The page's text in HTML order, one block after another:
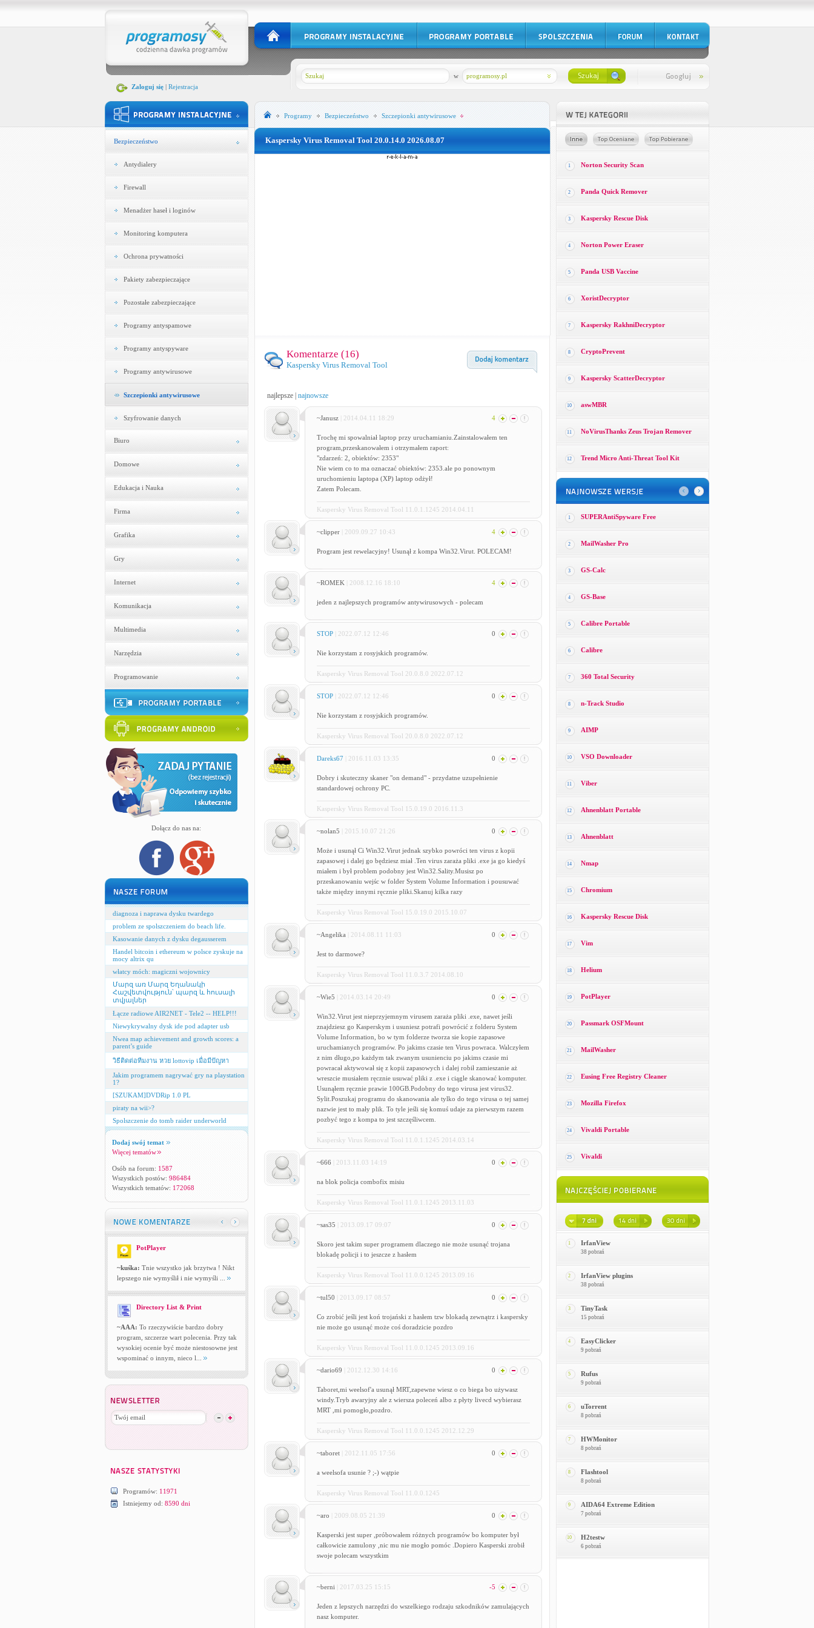
Zaloguj się| Rejestracja
programosy.pl
w
Bezpieczeństwo
Antydialery
Firewall
Menadżer haseł i loginów
Monitoring komputera
Ochrona prywatności
Pakiety zabezpieczające
Pozostałe zabezpieczające
Programy antyspamowe
Programy antyspyware
Programy antywirusowe
Szczepionki antywirusowe
Szyfrowanie danych
Biuro
Domowe
Edukacja i Nauka
Firma
Grafika
Gry
Internet
Komunikacja
Multimedia
Narzędzia
Programowanie
Dołącz do nas na:
diagnoza i naprawa dysku twardego
problem ze spolszczeniem do beach life.
Kasowanie danych z dysku degausserem
Handel bitcoin i ethereum w polsce zyskuje na
mocy altrix qu
włatcy móch: magiczni wojownicy
Մարզ առ Մարզ Եղանակի
Հաշվետվություն՝ պարզ և հուսալի
տվյալներ
Łącze radiowe AIR2NET - Tele2 -- HELP!!!
Niewykrywalny dysk ide pod adapter usb
Nwea map achievement and growth scores: a
parent’s guide
วิธีติดต่อทีมงาน หวย lottovip เมื่อมีปัญหา
Jakim programem nagrywać gry na playstation
1?
[SZUKAM]DVDRip 1.0 PL
piraty na wii>?
Spolszczenie do tomb raider underworld
Dodaj swój temat
Więcej tematów
Osób na forum: 1587
Wszystkich postów: 986484
Wszystkich tematów: 172068
PotPlayer
~kuśka: Tnie wszystko jak brzytwa ! Nikt
lepszego nie wymyślił i nie wymyśli ...
Directory List & Print
~AAA: To rzeczywiście bardzo dobry
program, szczerze wart polecenia. Przy tak
wysokiej ocenie być może niestosowne jest
wspominać o innym, nieco l...
Programów: 11971
Istniejemy od: 8590 dni
Programy Bezpieczeństwo Szczepionki antywirusowe
Kaspersky Virus Removal Tool 20.0.14.0 2026.08.07
Komentarze (16)
Kaspersky Virus Removal Tool
najlepsze| najnowsze
~Janusz | 2014.04.11 18:29 4
Trochę mi spowalniał laptop przy uruchamianiu.Zainstalowałem ten
program,przeskanowałem i otrzymałem raport:
"zdarzeń: 2, obiektów: 2353"
Nie wiem co to ma oznaczać obiektów: 2353.ale po ponownym
uruchomieniu laptopa (XP) laptop odżył!
Zatem Polecam.
Kaspersky Virus Removal Tool 11.0.1.1245 2014.04.11
~clipper | 2009.09.27 10:43 4
Program jest rewelacyjny! Usunął z kompa Win32.Virut. POLECAM!
~ROMEK | 2008.12.16 18:10 4
jeden z najlepszych programów antywirusowych - polecam
STOP | 2022.07.12 12:46 0
Nie korzystam z rosyjskich programów.
Kaspersky Virus Removal Tool 20.0.8.0 2022.07.12
STOP | 2022.07.12 12:46 0
Nie korzystam z rosyjskich programów.
Kaspersky Virus Removal Tool 20.0.8.0 2022.07.12
Dareks67 | 2016.11.03 13:35 0
Dobry i skuteczny skaner "on demand" - przydatne uzupełnienie
standardowej ochrony PC.
Kaspersky Virus Removal Tool 15.0.19.0 2016.11.3
~nolan5 | 2015.10.07 21:26 0
Może i usunął Ci Win32.Virut jednak szybko powróci ten virus z kopii
zapasowej i dalej go będziesz miał .Ten virus zaraża pliki .exe ja go kiedyś
miałem i był problem podobny jest Win32.Sality.Musisz po
przeskanowaniu wejśc w folder System Volume Information i pousuwać
także między innymi ręcznie pliki.Skanuj kilka razy
Kaspersky Virus Removal Tool 15.0.19.0 2015.10.07
~Angelika | 2014.08.11 11:03 0
Jest to darmowe?
Kaspersky Virus Removal Tool 11.0.3.7 2014.08.10
~Wie5 | 2014.03.14 20:49 0
Win32.Virut jest nieprzyjemnym virusem zaraża pliki .exe, nawet jeśli
znajdziesz go Kasperskym i usuniesz potrafi powrócić z folderu System
Volume Information, bo w tym folderze tworza sie kopie zapasowe
uruchamianych programów. Po jakims czasie ten Virus powraca. Walczyłem
z nim długo,po każdym tak zwanym usunienciu po jakims czasie mi
powracał aktywował się z kopii zapasowych i dalej robił zamieszanie aż
wreszcie musiałem ręcznie usuwać pliki z .exe i ciągle skanować komputer.
Usunąłem ręcznie prawie 100GB.Podobny do tego virusa jest virus32.
Sylit.Poszukaj programu do skanowania ale tylko do tego virusa o tej samej
nazwie jest to mały plik. To tyle jeśli się komuś udaje za pierwszym razem
pozbyć tego z kompa to jest szczęśliwcem.
Kaspersky Virus Removal Tool 11.0.1.1245 2014.03.14
~666 | 2013.11.03 14:19 0
na blok policja combofix misiu
Kaspersky Virus Removal Tool 11.0.1.1245 2013.11.03
~sas35 | 2013.09.17 09:07 0
Skoro jest takim super programem dlaczego nie może usunąć trojana
blokadę policji i to jeszcze z hasłem
Kaspersky Virus Removal Tool 11.0.0.1245 2013.09.16
~tul50 | 2013.09.17 08:57 0
Co zrobić jeśli jest koń trojański z hasłem tzw blokadą zewnątrz i kaspersky
nie może go usunąć może coś doradzicie pozdro
Kaspersky Virus Removal Tool 11.0.0.1245 2013.09.16
~dario69 | 2012.12.30 14:16 0
Taboret,mi weelsof'a usunął MRT,zapewne wiesz o co biega bo używasz
windy.Tryb awaryjny ale z wiersza poleceń albo z płyty livecd wybierasz
MRT ,mi pomogło,pozdro.
Kaspersky Virus Removal Tool 11.0.0.1245 2012.12.29
~taboret | 2012.11.05 17:56 0
a weelsofa usunie ? ;-) wątpie
Kaspersky Virus Removal Tool 11.0.0.1245
~aro | 2009.08.05 21:39 0
Kasperski jest super ,próbowałem różnych programów bo komputer był
całkowicie zamulony ,nic mu nie mogło pomóc .Dopiero Kasperski zrobił
swoje polecam wszystkim
~berni | 2017.03.25 15:15 -5
Jeden z lepszych narzędzi do wszelkiego rodzaju szkodników zamulających
nasz komputer.
1 Norton Security Scan
2 Panda Quick Remover
3 Kaspersky Rescue Disk
4 Norton Power Eraser
5 Panda USB Vaccine
6 XoristDecryptor
7 Kaspersky RakhniDecryptor
8 CryptoPrevent
9 Kaspersky ScatterDecryptor
10 aswMBR
11 NoVirusThanks Zeus Trojan Remover
12 Trend Micro Anti-Threat Tool Kit
1 SUPERAntiSpyware Free
2 MailWasher Pro
3 GS-Calc
4 GS-Base
5 Calibre Portable
6 Calibre
7 360 Total Security
8 n-Track Studio
9 AIMP
10 VSO Downloader
11 Viber
12 Ahnenblatt Portable
13 Ahnenblatt
14 Nmap
15 Chromium
16 Kaspersky Rescue Disk
17 Vim
18 Helium
19 PotPlayer
20 Passmark OSFMount
21 MailWasher
22 Eusing Free Registry Cleaner
23 Mozilla Firefox
24 Vivaldi Portable
25 Vivaldi
1 IrfanView
38 pobrań
2 IrfanView plugins
38 pobrań
3 TinyTask
15 pobrań
4 EasyClicker
9 pobrań
5 Rufus
9 pobrań
6 uTorrent
8 pobrań
7 HWMonitor
8 pobrań
8 Flashtool
8 pobrań
9 AIDA64 Extreme Edition
7 pobrań
10 H2testw
6 pobrań